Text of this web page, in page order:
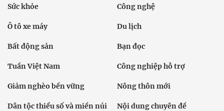
Sức khỏe Công nghệ
Ô tô xe máy Du lịch
Bất động sản Bạn đọc
Tuần Việt Nam Công nghiệp hỗ trợ
Giảm nghèo bền vững Nông thôn mới
Dân tộc thiểu số và miền núi Nội dung chuyên đề